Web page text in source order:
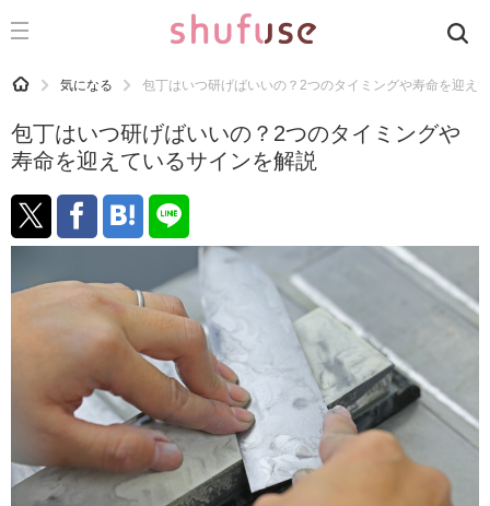
CATEGORY 記事カテゴリ
運気
洗濯
生活の知恵
マナー
食材辞典
おすすめ
HOME 気になる 包丁はいつ研げばいいの？2つのタイミングや寿命を迎え
包丁はいつ研げばいいの？2つのタイミングや
寿命を迎えているサインを解説